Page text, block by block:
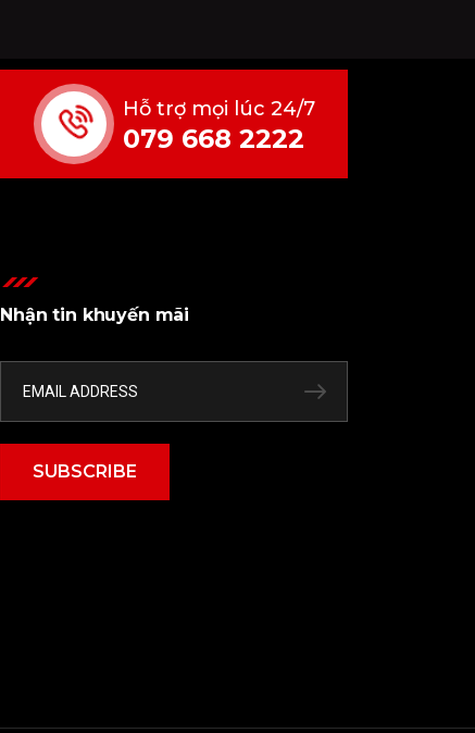
Hỗ trợ mọi lúc 24/7
079 668 2222
Nhận tin khuyến mãi
SUBSCRIBE